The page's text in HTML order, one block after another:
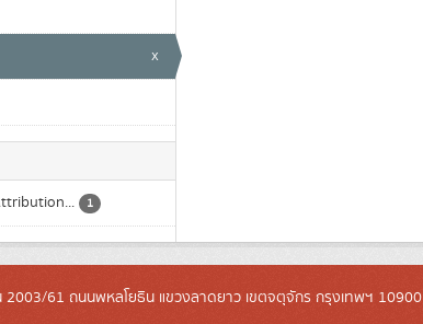
x
1
61 ถนนพหลโยธิน แขวงลาดยาว เขตจตุจักร กรุงเทพฯ 10900